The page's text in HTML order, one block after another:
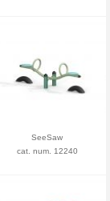
SeeSaw
cat. num. 12240